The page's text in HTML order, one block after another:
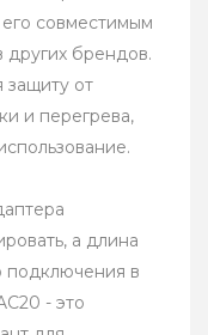
его совместимым
брендов.
защиту от
и перегрева,
а длина
подключения в
- это